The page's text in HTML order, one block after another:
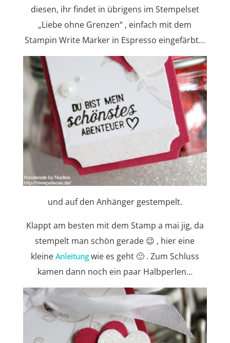
diesen, ihr findet in übrigens im Stempelset
„Liebe ohne Grenzen“ , einfach mit dem
Stampin Write Marker in Espresso eingefärbt…
und auf den Anhänger gestempelt.
Klappt am besten mit dem Stamp a mai jig, da
stempelt man schön gerade 😉 , hier eine
kleine Anleitungwie es geht 🙂 . Zum Schluss
kamen dann noch ein paar Halbperlen…